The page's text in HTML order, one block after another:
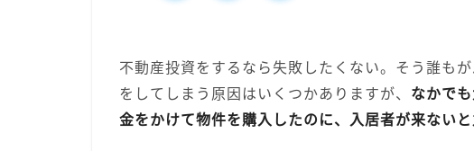
不動産投資をするなら失敗したくない。そう誰も
をしてしまう原因はいくつかありますが、 なかで
金をかけて物件を購入したのに、入居者が来ないと